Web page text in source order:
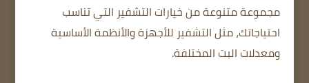
مجموعة متنوعة من خيارات التشفير التي تناسب
احتياجاتك، مثل التشفير للأجهزة والأنظمة الأساسية
ومعدلات البت المختلفة.